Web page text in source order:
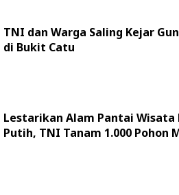
TNI dan Warga Saling Kejar
di Bukit Catu
Lestarikan Alam Pantai Wisata
Putih, TNI Tanam 1.000 Pohon